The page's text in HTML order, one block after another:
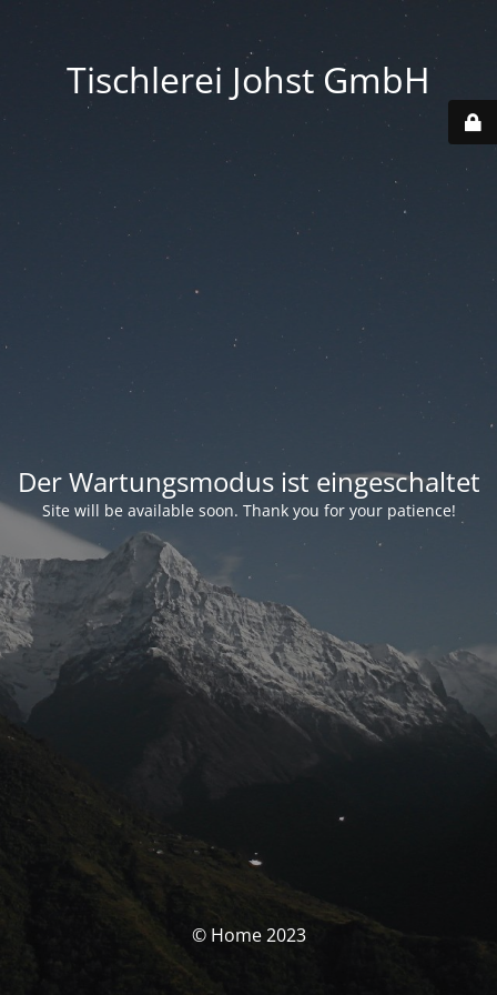
Tischlerei Johst GmbH
Der Wartungsmodus ist eingeschaltet
Site will be available soon. Thank you for your patience!
© Home 2023